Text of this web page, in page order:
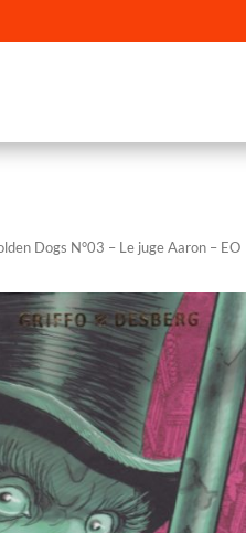
Dogs N°03 – Le juge Aaron – EO